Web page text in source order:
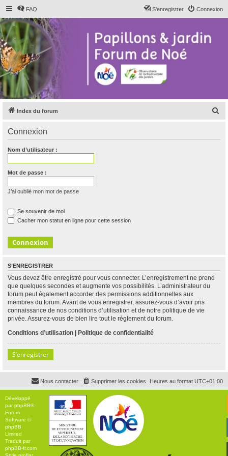
FAQ Connexion
S’enregistrer
Index du forum
Connexion
Nom d’utilisateur :
Mot de passe :
J’ai oublié mon mot de passe
Se souvenir de moi
Cacher mon statut en ligne pour cette session
S’ENREGISTRER
Vous devez être enregistré pour vous connecter. L’enregistrement ne prend
que quelques secondes et augmente vos possibilités. L’administrateur du
forum peut également accorder des permissions additionnelles aux
membres du forum. Avant de vous enregistrer, assurez-vous d’avoir pris
connaissance de nos conditions d’utilisation et de notre politique de vie
privée. Assurez-vous de bien lire tout le règlement du forum.
Conditions d’utilisation | Politique de confidentialité
S’enregistrer
Heures au format UTC+01:00
Supprimer les cookies
Nous contacter
Développé
parphpBB®
Forum
Software ©
phpBB
Limited
Traduit par
phpBB-fr.com